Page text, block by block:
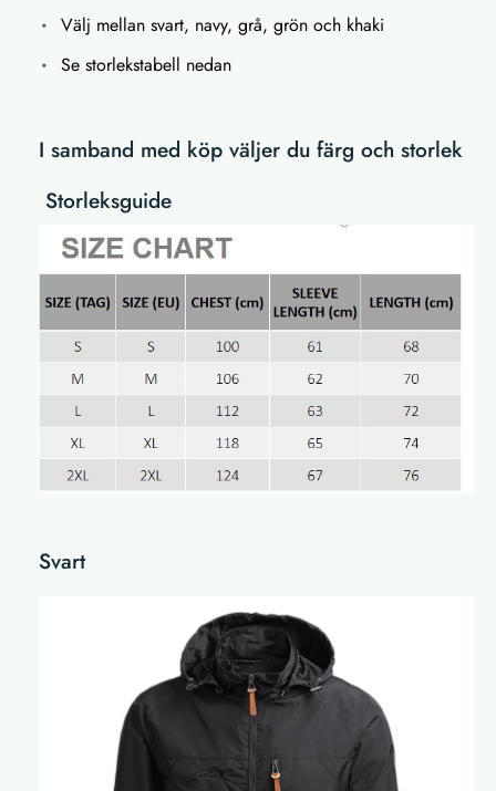
Välj mellan svart, navy, grå, grön och khaki
Se storlekstabell nedan
I samband med köp väljer du färg och storlek
Storleksguide
Svart